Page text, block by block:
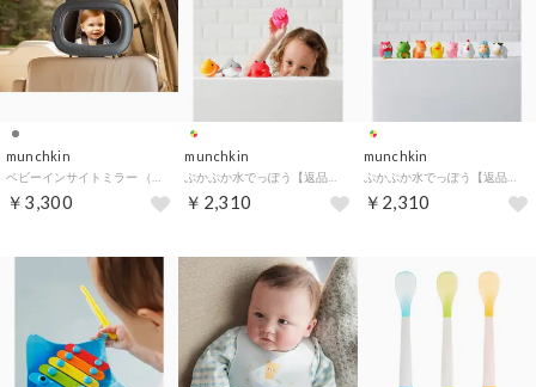
munchkin
￥3,300
munchkin
￥2,310
munchkin
ぷかぷか水でっぽう【返品不可商品】 （ファーム）
￥2,310